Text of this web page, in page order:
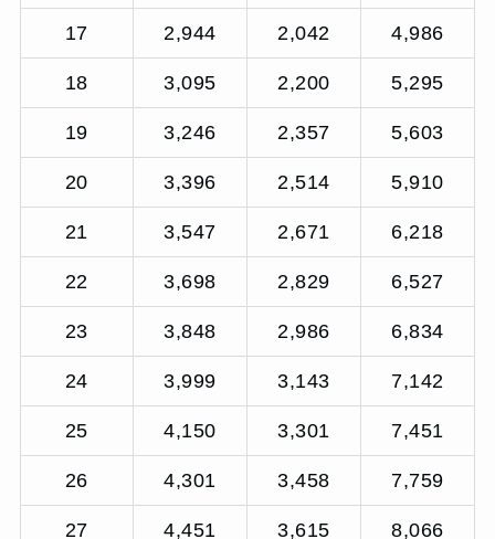
17 2,944 2,042 4,986
18 3,095 2,200 5,295
19 3,246 2,357 5,603
20 3,396 2,514 5,910
21 3,547 2,671 6,218
22 3,698 2,829 6,527
23 3,848 2,986 6,834
24 3,999 3,143 7,142
25 4,150 3,301 7,451
26 4,301 3,458 7,759
27 4,451 3,615 8,066